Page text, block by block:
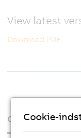
View latest
Download PDF
Organisation
Cookie-